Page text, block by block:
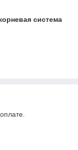
система